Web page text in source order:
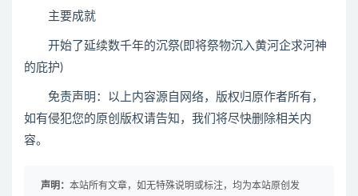
主要成就
开始了延续数千年的沉祭(即将祭物沉入黄河企求河神
的庇护)
免责声明：以上内容源自网络，版权归原作者所有，
如有侵犯您的原创版权请告知，我们将尽快删除相关内
容。
声明： 本站所有文章，如无特殊说明或标注，均为本站原创发